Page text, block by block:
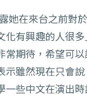
她在來台之前對
化有興趣的人很多
常期待，希望可
示雖然現在只會
一些中文在演出時